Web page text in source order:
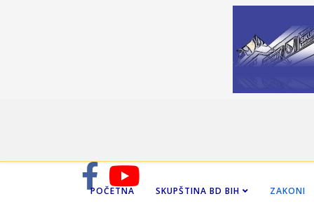
POČETNA SKUPŠTINA BD BIH ZAKONI